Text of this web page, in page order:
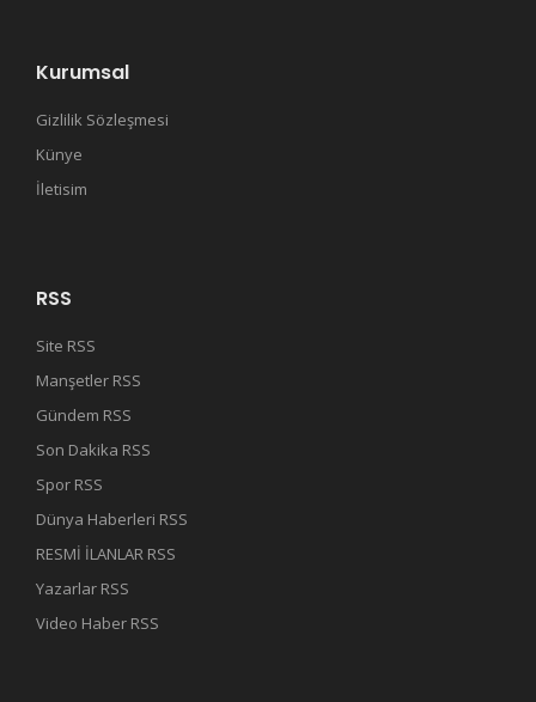
Kurumsal
Gizlilik Sözleşmesi
Künye
İletisim
RSS
Site RSS
Manşetler RSS
Gündem RSS
Son Dakika RSS
Spor RSS
Dünya Haberleri RSS
RESMİ İLANLAR RSS
Yazarlar RSS
Video Haber RSS